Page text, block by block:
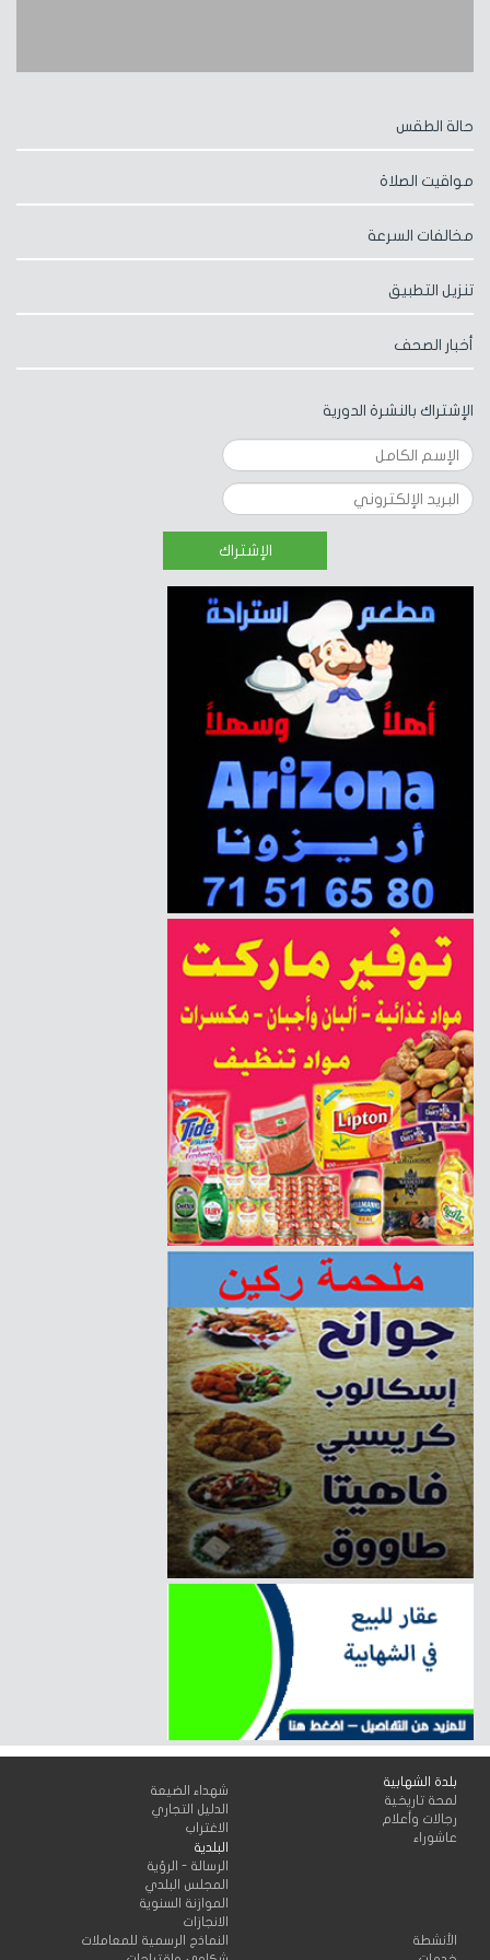
حالة الطقس
مواقيت الصلاة
مخالفات السرعة
تنزيل التطبيق
أخبار الصحف
الإشتراك بالنشرة الدورية
بلدة الشهابية
لمحة تاريخية
رجالات وأعلام
عاشوراء
شهداء الضيعة
الدليل التجاري
الاغتراب
البلدية
الرسالة - الرؤية
المجلس البلدي
الموازنة السنوية
الانجازات
الأنشطة
النماذج الرسمية للمعاملات